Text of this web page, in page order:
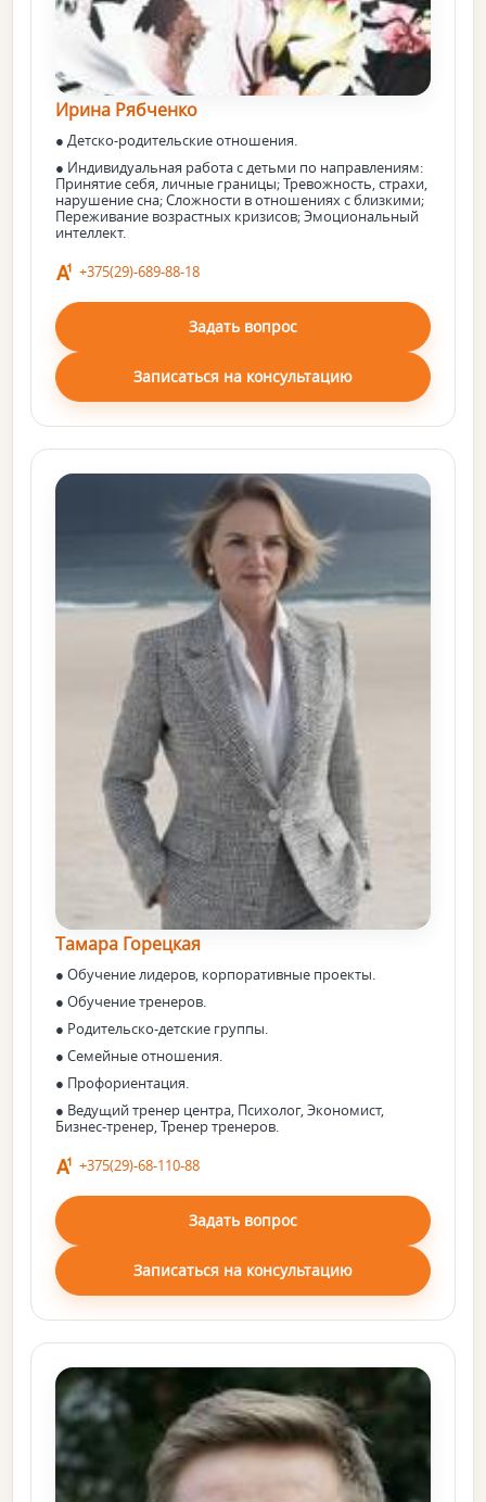
Ирина Рябченко
● Детско-родительские отношения.
● Индивидуальная работа с детьми по направлениям:
Принятие себя, личные границы; Тревожность, страхи,
нарушение сна; Сложности в отношениях с близкими;
Переживание возрастных кризисов; Эмоциональный
интеллект.
+375(29)-689-88-18
Задать вопрос
Записаться на консультацию
Тамара Горецкая
● Обучение лидеров, корпоративные проекты.
● Обучение тренеров.
● Родительско-детские группы.
● Семейные отношения.
● Профориентация.
● Ведущий тренер центра, Психолог, Экономист,
Бизнес-тренер, Тренер тренеров.
+375(29)-68-110-88
Задать вопрос
Записаться на консультацию